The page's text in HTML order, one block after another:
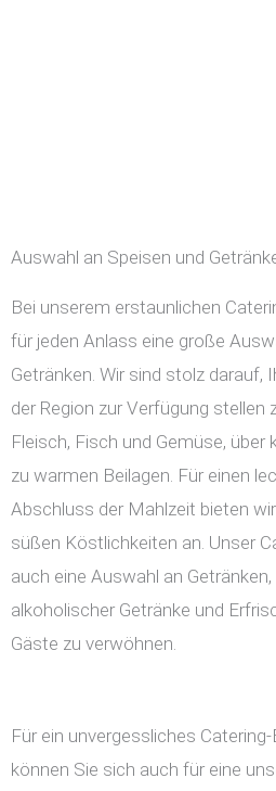
Auswahl an Speisen und
Bei unserem erstaunlichen
für jeden Anlass eine große
Getränken. Wir sind stolz darauf,
der Region zur Verfügung stellen
Fleisch, Fisch und Gemüse, über
zu warmen Beilagen. Für einen
Abschluss der Mahlzeit bieten
süßen Köstlichkeiten an. Unser
auch eine Auswahl an
alkoholischer Getränke und
Gäste zu verwöhnen.
Für ein unvergessliches
können Sie sich auch für eine